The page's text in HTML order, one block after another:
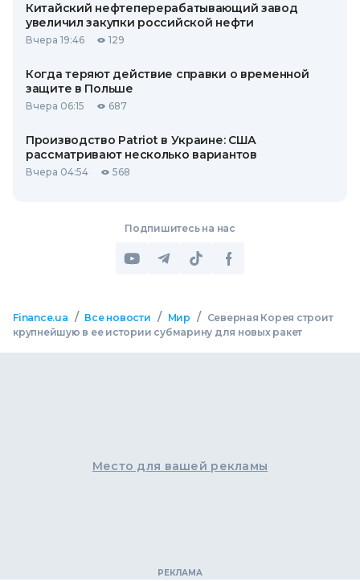
Китайский нефтеперерабатывающий завод
увеличил закупки российской нефти
Вчера 19:46 129
Когда теряют действие справки о временной
защите в Польше
Вчера 06:15 687
Производство Patriot в Украине: США
рассматривают несколько вариантов
Вчера 04:54 568
Подпишитесь на нас
Finance.ua / Все новости / Мир /
Северная Корея строит
крупнейшую в ее истории субмарину для новых ракет
Место для вашей рекламы